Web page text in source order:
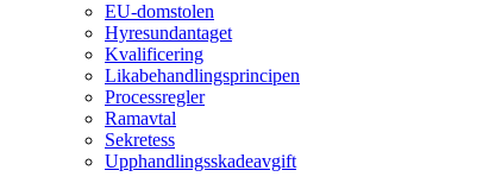
EU-domstolen
Hyresundantaget
Kvalificering
Likabehandlingsprincipen
Processregler
Ramavtal
Sekretess
Upphandlingsskadeavgift